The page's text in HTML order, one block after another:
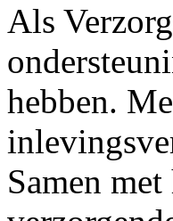
Als
hebben.
Samen